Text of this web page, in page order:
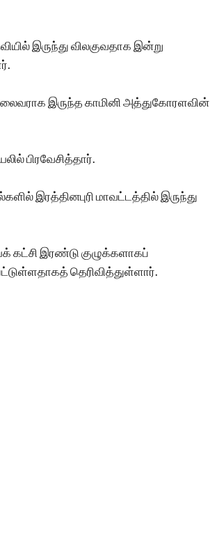
இருந்து விலகுவதாக இன்று
இருந்த காமினி அத்துகோரளவின்
பிரவேசித்தார்.
இரத்தினபுரி மாவட்டத்தில் இருந்து
கட்சி இரண்டு குழுக்களாகப்
தெரிவித்துள்ளார்.